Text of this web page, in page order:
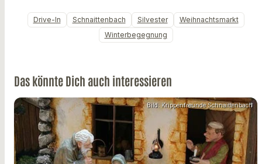
Drive-In Schnaittenbach Silvester
Weihnachtsmarkt
Winterbegegnung
Das könnte Dich auch interessieren
Bild: Krippenfreunde Schnaittenbach